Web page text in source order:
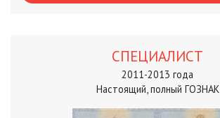
СПЕЦИАЛИСТ
2011-2013 года
Настоящий, полный ГОЗНАК